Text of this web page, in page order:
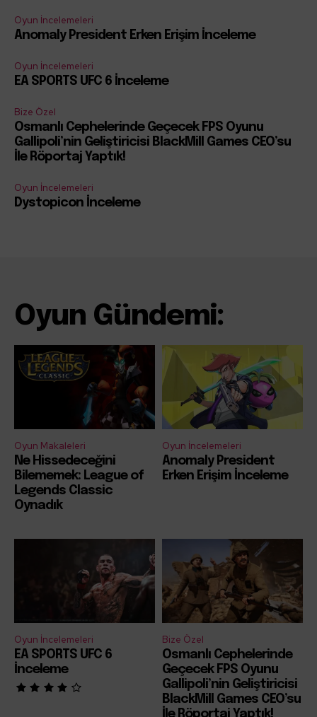
Oyun İncelemeleri
Anomaly President Erken Erişim İnceleme
Oyun İncelemeleri
EA SPORTS UFC 6 İnceleme
Bize Özel
Osmanlı Cephelerinde Geçecek FPS Oyunu
Gallipoli’nin Geliştiricisi BlackMill Games CEO’su
İle Röportaj Yaptık!
Oyun İncelemeleri
Dystopicon İnceleme
Oyun Gündemi:
Oyun Makaleleri
Ne Hissedeceğini
Bilememek: League of
Legends Classic
Oynadık
Oyun İncelemeleri
Anomaly President
Erken Erişim İnceleme
Oyun İncelemeleri
EA SPORTS UFC 6
İnceleme
Bize Özel
Osmanlı Cephelerinde
Geçecek FPS Oyunu
Gallipoli’nin Geliştiricisi
BlackMill Games CEO’su
İle Röportaj Yaptık!